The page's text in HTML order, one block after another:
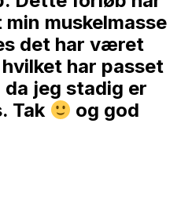
muskelmasse
det har været
har passet
jeg stadig er
Tak
og god